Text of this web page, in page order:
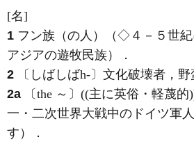
[名]
1 フン族（の人）（◇４－５世
アジアの遊牧民族）
．
2 〔しばしばh-〕文化破壊者，野
2a 〔the ～〕((主に英俗・軽蔑
一・二次世界大戦中のドイツ軍
す）
．